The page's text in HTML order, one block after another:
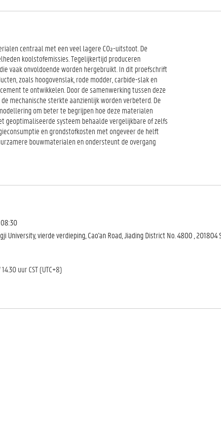
centraal met een veel lagere CO₂-uitstoot. De
koolstofemissies. Tegelijkertijd produceren
vaak onvoldoende worden hergebruikt. In dit proefschrift
zoals hoogovenslak, rode modder, carbide-slak en
te ontwikkelen. Door de samenwerking tussen deze
mechanische sterkte aanzienlijk worden verbeterd. De
om beter te begrijpen hoe deze materialen
geoptimaliseerde systeem behaalde vergelijkbare of zelfs
en grondstofkosten met ongeveer de helft
bouwmaterialen en ondersteunt de overgang
University, vierde verdieping, Cao'an Road, Jiading District No. 4800 , 201804
uur CST (UTC+8)